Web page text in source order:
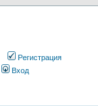
Регистрация
Вход